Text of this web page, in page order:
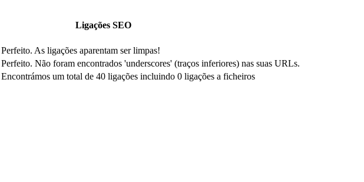
Ligações SEO
Perfeito. As ligações aparentam ser limpas!
Perfeito. Não foram encontrados 'underscores' (traços inferiores) nas suas URLs.
Encontrámos um total de 40 ligações incluindo 0 ligações a ficheiros